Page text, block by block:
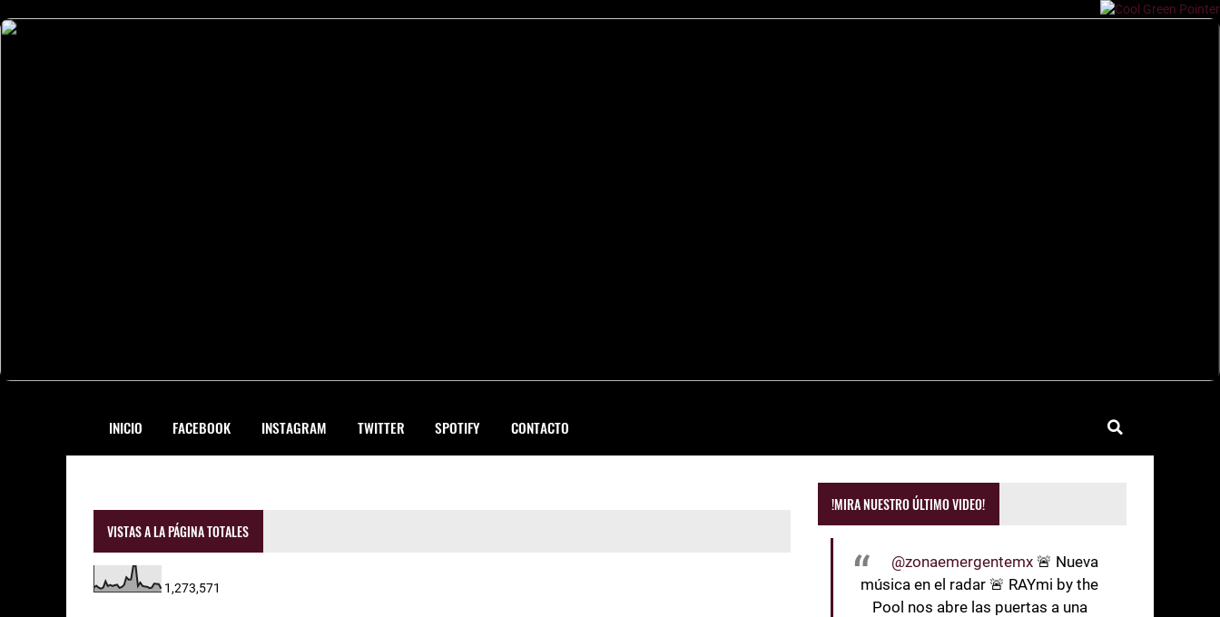
INICIO FACEBOOK INSTAGRAM TWITTER SPOTIFY CONTACTO
VISTAS A LA PÁGINA TOTALES
1,273,571
!MIRA NUESTRO ÚLTIMO VIDEO!
@zonaemergentemx 🚨 Nueva
música en el radar 🚨 RAYmi by the
Pool nos abre las puertas a una